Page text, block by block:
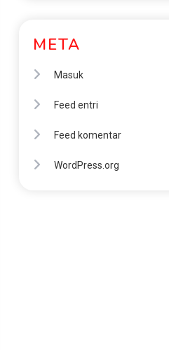
META
Masuk
Feed entri
Feed komentar
WordPress.org